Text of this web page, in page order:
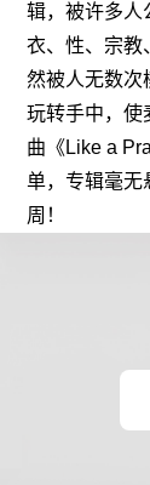
辑，被许多人
衣、性、宗教
然被人无数次
玩转手中，使
曲《Like a
单，专辑毫无
周！